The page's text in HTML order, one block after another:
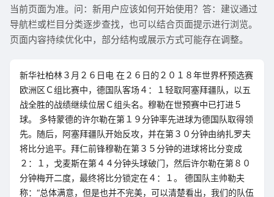
当前页面为准。问：新用户应该如何开始使用？答：建议通过
导航栏或栏目分类逐步查找，也可以结合页面提示进行浏览。
页面内容持续优化中，部分结构或展示方式可能存在调整。
新华社柏林３月２６日电 在２６日的２０１８年世界杯预选赛
欧洲区Ｃ组比赛中，德国队客场４：１轻取阿塞拜疆队，以五
战全胜的战绩继续位居Ｃ组头名。穆勒在世预赛中已打进５
球。 多特蒙德的许尔勒在第１９分钟率先进球为德国队取得领
先。随后，阿塞拜疆队开始反攻，并在第３０分钟由纳扎罗夫
将比分追平。拜仁前锋穆勒在第３５分钟的进球将比分变成
２：１，戈麦斯在第４４分钟头球破门，然后许尔勒在第８０
分钟梅开二度，最终将比分锁定在４：１。 德国队主帅勒夫
称：“总体满意，但是也并不完美，可以清楚看出，我们的队伍